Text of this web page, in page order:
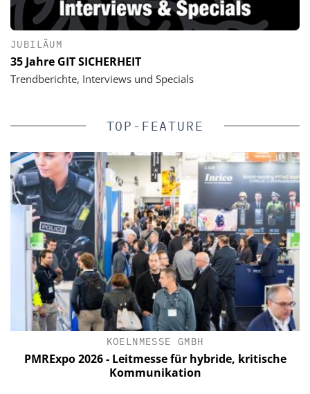
JUBILÄUM
35 Jahre GIT SICHERHEIT
Trendberichte, Interviews und Specials
TOP-FEATURE
KOELNMESSE GMBH
PMRExpo 2026 - Leitmesse für hybride, kritische
Kommunikation